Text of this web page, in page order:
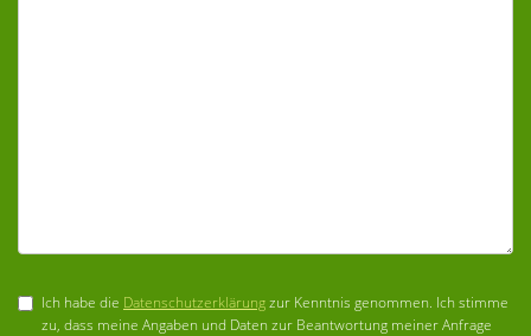
Ich habe die Datenschutzerklärungzur Kenntnis genommen. Ich stimme
zu, dass meine Angaben und Daten zur Beantwortung meiner Anfrage